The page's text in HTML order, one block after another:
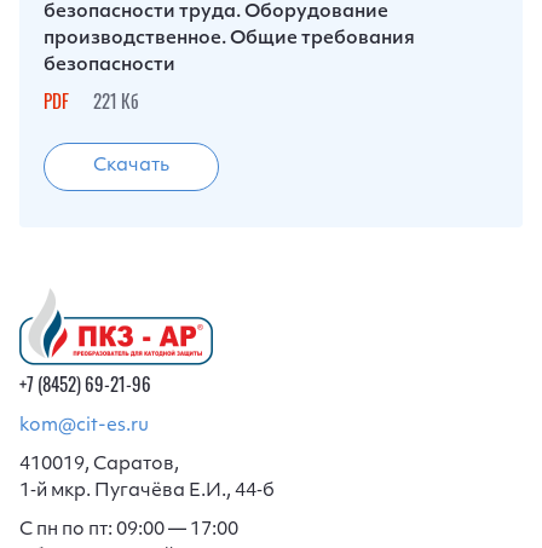
безопасности труда. Оборудование
производственное. Общие требования
безопасности
PDF 221 Кб
Скачать
+7 (8452) 69-21-96
kom@cit-es.ru
410019, Саратов,
1‑й мкр. Пугачёва Е.И., 44‑б
С пн по пт: 09:00 — 17:00